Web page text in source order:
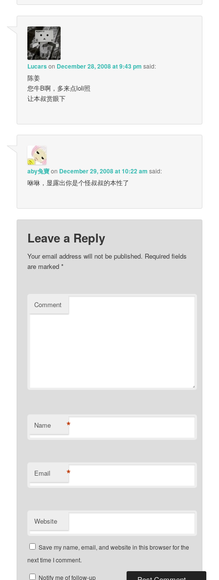
Lucarson December 28, 2008 at 9:43 pm said:
陈姜
您牛B啊，多来点loli照
让本叔赏眼下
aby兔寶on December 29, 2008 at 10:22 am said:
咻咻，显露出你是个怪叔叔的本性了
Leave a Reply
Your email address will not be published. Required fields
are marked*
Comment
Name *
Email *
Website
Save my name, email, and website in this browser for the
next time I comment.
Notify me of follow-up